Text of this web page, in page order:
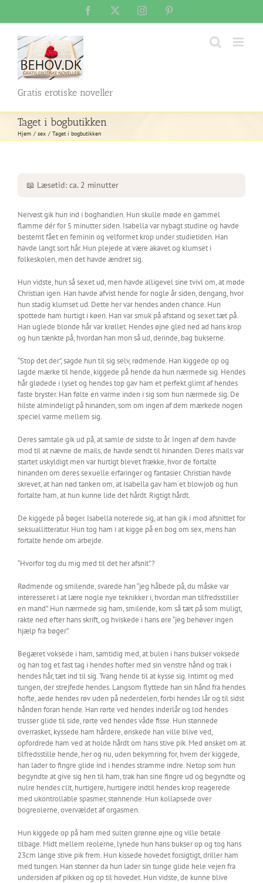
content
Facebook Instagram
Gratis erotiske noveller
Taget i bogbutikken
Hjem sex Taget i bogbutikken
📖 Læsetid: ca. 2 minutter
Nervøst gik hun ind i boghandlen. Hun skulle møde en gammel
flamme dér for 5 minutter siden. Isabella var nybagt studine og havde
bestemt fået en feminin og velformet krop under studietiden. Han
havde langt sort hår. Hun plejede at være akavet og klumset i
folkeskolen, men det havde ændret sig.
Hun vidste, hun så sexet ud, men havde alligevel sine tvivl om, at møde
Christian igen. Han havde afvist hende for nogle år siden, dengang, hvor
hun stadig klumset ud. Dette her var hendes anden chance. Hun
spottede ham hurtigt i køen. Han var smuk på afstand og sexet tæt på.
Han uglede blonde hår var krøllet. Hendes øjne gled ned ad hans krop
og hun tænkte på, hvordan han mon så ud, derinde, bag bukserne.
“Stop det der”, sagde hun til sig selv, rødmende. Han kiggede op og
lagde mærke til hende, kiggede på hende da hun nærmede sig. Hendes
hår glødede i lyset og hendes top gav ham et perfekt glimt af hendes
faste bryster. Han følte en varme inden i sig som hun nærmede sig. De
hilste almindeligt på hinanden, som om ingen af dem mærkede nogen
speciel varme mellem sig.
Deres samtale gik ud på, at samle de sidste to år. Ingen af dem havde
mod til at nævne de mails, de havde sendt til hinanden. Deres mails var
startet uskyldigt men var hurtigt blevet frække, hvor de fortalte
hinanden om deres sexuelle erfaringer og fantasier. Christian havde
skrevet, at han nød tanken om, at Isabella gav ham et blowjob og hun
fortalte ham, at hun kunne lide det hårdt. Rigtigt hårdt.
De kiggede på bøger. Isabella noterede sig, at han gik i mod afsnittet for
seksuallitteratur. Hun tog ham i at kigge på en bog om sex, mens han
fortalte hende om arbejde.
“Hvorfor tog du mig med til det her afsnit”.?
Rødmende og smilende, svarede han “jeg håbede på, du måske var
interesseret i at lære nogle nye teknikker i, hvordan man tilfredsstiller
en mand”. Hun nærmede sig ham, smilende, kom så tæt på som muligt,
rakte ned efter hans skrift, og hviskede i hans øre “jeg behøver ingen
hjælp fra bøger”.
Begæret voksede i ham, samtidig med, at bulen i hans bukser voksede
og han tog et fast tag i hendes hofter med sin venstre hånd og trak i
hendes hår, tæt ind til sig. Tvang hende til at kysse sig. Intimt og med
tungen, der strejfede hendes. Langsom flyttede han sin hånd fra hendes
hofte, aede hendes røv uden på nederdelen, forbi hendes lår og til sidst
hånden foran hende. Han rørte ved hendes inderlår og lod hendes
trusser glide til side, rørte ved hendes våde fisse. Hun stønnede
overrasket, kyssede ham hårdere, ønskede han ville blive ved,
opfordrede ham ved at holde hårdt om hans stive pik. Med ønsket om at
tilfredsstille hende, her og nu, uden bekymring for, hvem der kiggede,
han lader to fingre glide ind i hendes stramme indre. Netop som hun
begyndte at give sig hen til ham, trak han sine fingre ud og begyndte og
nulre hendes clit, hurtigere, hurtigere indtil hendes krop reagerede
med ukontrollable spasmer, stønnende. Hun kollapsede over
bogreolerne, overvældet af orgasmen.
Hun kiggede op på ham med sulten grønne øjne og ville betale
tilbage. Midt mellem reolerne, lynede hun hans bukser op og tog hans
23cm lange stive pik frem. Hun kissede hovedet forsigtigt, driller ham
med tungen. Han stønner da hun lader sin tunge glide hele vejen fra
undersiden af pikken og op til hovedet. Hun vidste, de kunne blive